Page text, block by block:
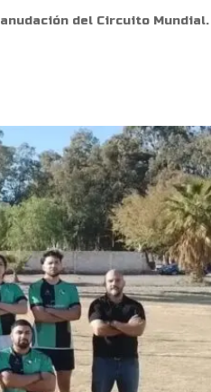
del Circuito Mundial.